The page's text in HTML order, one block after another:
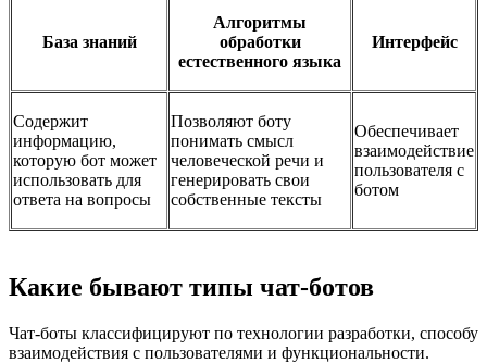
База знаний
Алгоритмы
обработки
естественного языка
Интерфейс
Содержит
информацию,
которую бот может
использовать для
ответа на вопросы
Позволяют боту
понимать смысл
человеческой речи и
генерировать свои
собственные тексты
Обеспечивает
взаимодействие
пользователя с
ботом
Какие бывают типы чат-ботов
Чат-боты классифицируют по технологии разработки, способу
взаимодействия с пользователями и функциональности.